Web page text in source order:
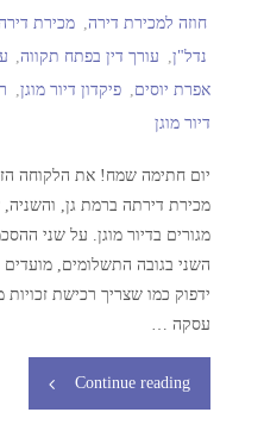
חוזה למכירת דירה, מכירת
נדל"ן, עורך דין בפתח תקווה,
אפרת יוסים
פיקדון דיור מוגן,
דיור מוגן
מכירת דירתה ברמת גן, והשניה,
מגורים בדיור מוגן. על שני
השני בגובה התשלומים, מועדים
ידפוק כמו שצריך רכישת זכויות
עסקה …
Continue reading